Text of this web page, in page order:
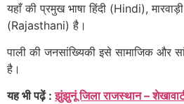
यहाँ की प्रमुख भाषा हिंदी (Hindi),
(Rajasthani) है।
पाली की जनसांख्यिकी इसे सामाजिक और
है।
यह भी पढ़ें :झुंझुनूं जिला राजस्थान –